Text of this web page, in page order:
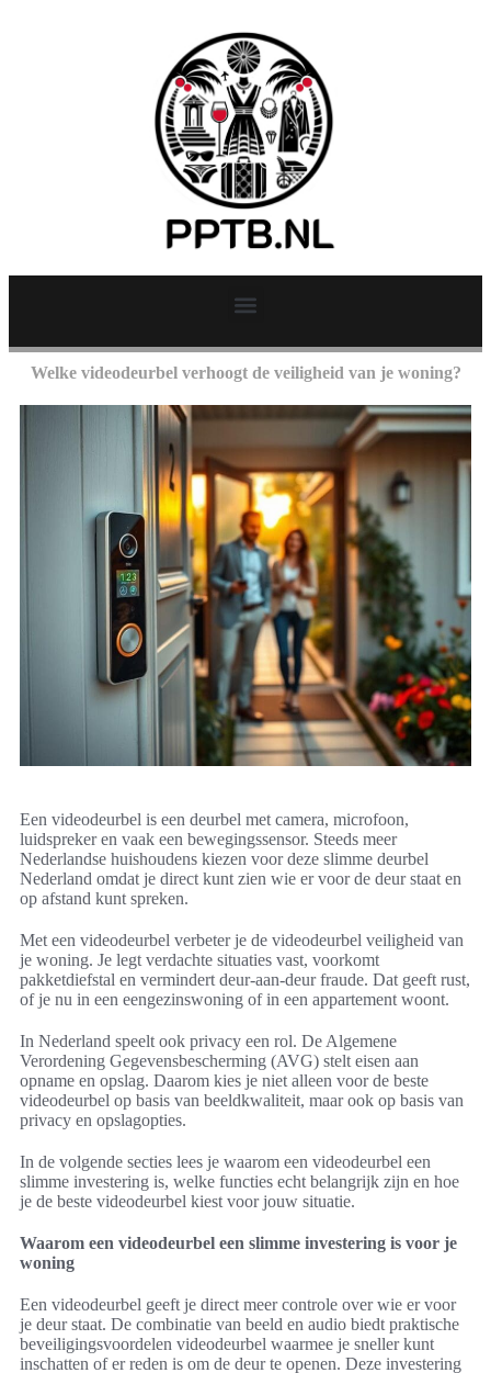
Welke videodeurbel verhoogt de veiligheid van je woning?
Een videodeurbel is een deurbel met camera, microfoon,
luidspreker en vaak een bewegingssensor. Steeds meer
Nederlandse huishoudens kiezen voor deze slimme deurbel
Nederland omdat je direct kunt zien wie er voor de deur staat en
op afstand kunt spreken.
Met een videodeurbel verbeter je de videodeurbel veiligheid van
je woning. Je legt verdachte situaties vast, voorkomt
pakketdiefstal en vermindert deur-aan-deur fraude. Dat geeft rust,
of je nu in een eengezinswoning of in een appartement woont.
In Nederland speelt ook privacy een rol. De Algemene
Verordening Gegevensbescherming (AVG) stelt eisen aan
opname en opslag. Daarom kies je niet alleen voor de beste
videodeurbel op basis van beeldkwaliteit, maar ook op basis van
privacy en opslagopties.
In de volgende secties lees je waarom een videodeurbel een
slimme investering is, welke functies echt belangrijk zijn en hoe
je de beste videodeurbel kiest voor jouw situatie.
Waarom een videodeurbel een slimme investering is voor je
woning
Een videodeurbel geeft je direct meer controle over wie er voor
je deur staat. De combinatie van beeld en audio biedt praktische
beveiligingsvoordelen videodeurbel waarmee je sneller kunt
inschatten of er reden is om de deur te openen. Deze investering